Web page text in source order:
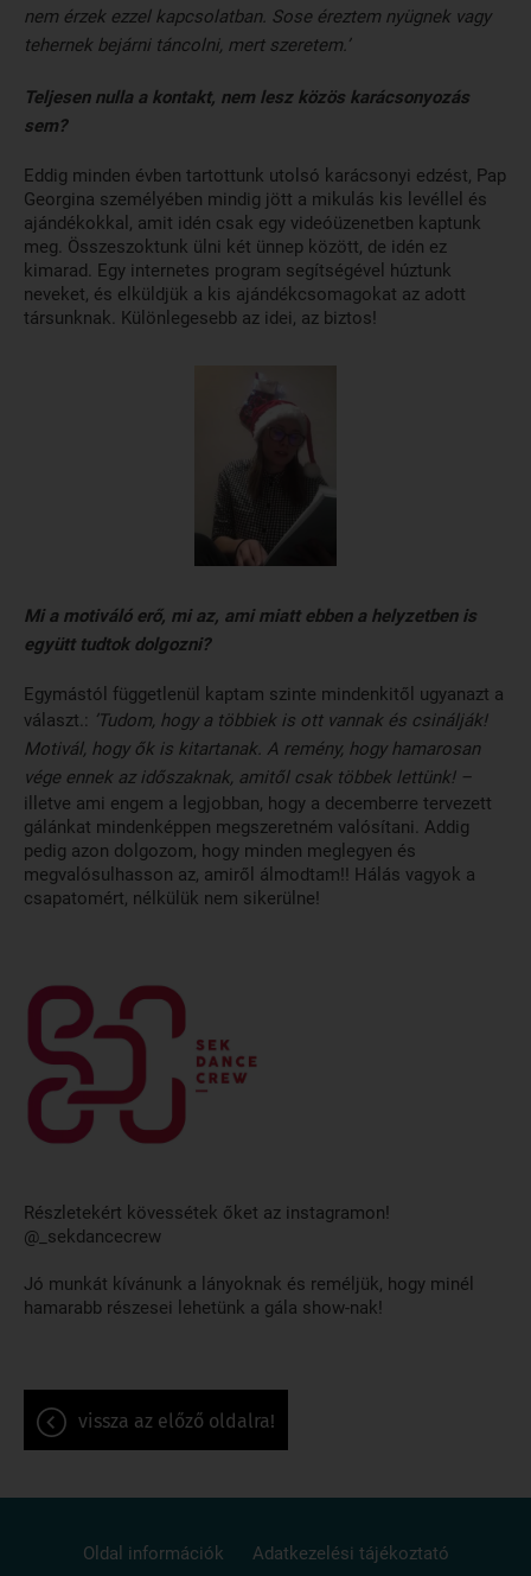
nem érzek ezzel kapcsolatban. Sose éreztem nyügnek vagy
tehernek bejárni táncolni, mert szeretem.’
Teljesen nulla a kontakt, nem lesz közös karácsonyozás
sem?
Eddig minden évben tartottunk utolsó karácsonyi edzést, Pap
Georgina személyében mindig jött a mikulás kis levéllel és
ajándékokkal, amit idén csak egy videóüzenetben kaptunk
meg. Összeszoktunk ülni két ünnep között, de idén ez
kimarad. Egy internetes program segítségével húztunk
neveket, és elküldjük a kis ajándékcsomagokat az adott
társunknak. Különlegesebb az idei, az biztos!
Mi a motiváló erő, mi az, ami miatt ebben a helyzetben is
együtt tudtok dolgozni?
Egymástól függetlenül kaptam szinte mindenkitől ugyanazt a
választ.: ’Tudom, hogy a többiek is ott vannak és csinálják!
Motivál, hogy ők is kitartanak. A remény, hogy hamarosan
vége ennek az időszaknak, amitől csak többek lettünk! –
illetve ami engem a legjobban, hogy a decemberre tervezett
gálánkat mindenképpen megszeretném valósítani. Addig
pedig azon dolgozom, hogy minden meglegyen és
megvalósulhasson az, amiről álmodtam!! Hálás vagyok a
csapatomért, nélkülük nem sikerülne!
Részletekért kövessétek őket az instagramon!
@_sekdancecrew
Jó munkát kívánunk a lányoknak és reméljük, hogy minél
hamarabb részesei lehetünk a gála show-nak!
vissza az előző oldalra!
Oldal információk Adatkezelési tájékoztató